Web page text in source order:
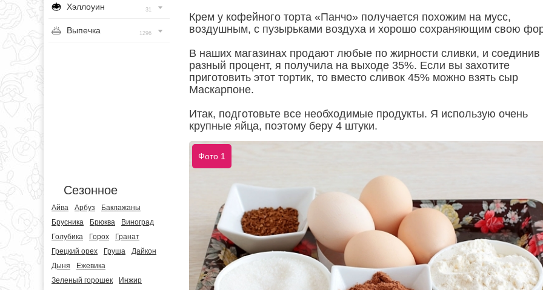
Хэллоуин 31
Выпечка 1296
Сезонное
Айва Арбуз
Баклажаны
Брусника
Брюква
Виноград
Голубика
Горох
Гранат
Грецкий орех
Груша
Дайкон
Дыня
Ежевика
Зеленый горошек
Инжир
Крем у кофейного торта «Панчо» получается похожим на мусс,
воздушным, с пузырьками воздуха и хорошо сохраняющим свою
В наших магазинах продают любые по жирности сливки, и соединив
разный процент, я получила на выходе 35%. Если вы захотите
приготовить этот тортик, то вместо сливок 45% можно взять сыр
Маскарпоне.
Итак, подготовьте все необходимые продукты. Я использую очень
крупные яйца, поэтому беру 4 штуки.
Фото 1